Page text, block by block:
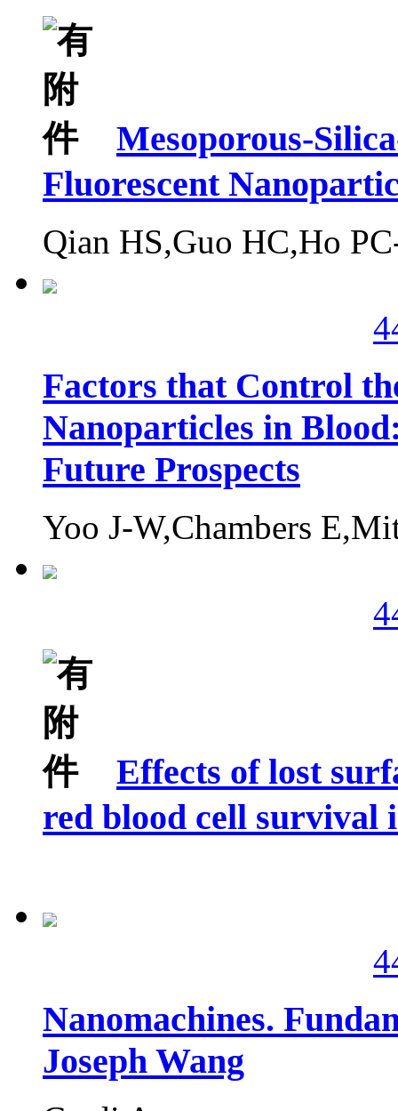
Mesoporous-
Fluorescent
Qian HS,Guo HC,Ho
Factors that Control
Nanoparticles in
Future Prospects
Yoo J-W,Chambers
Effects of lost
red blood cell survival
Nanomachines.
Joseph Wang